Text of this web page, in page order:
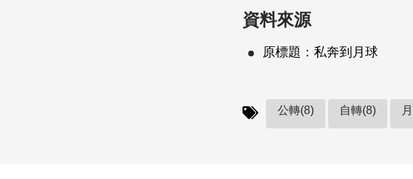
資料來源
原標題：私奔到月球
公轉(8) 自轉(8)